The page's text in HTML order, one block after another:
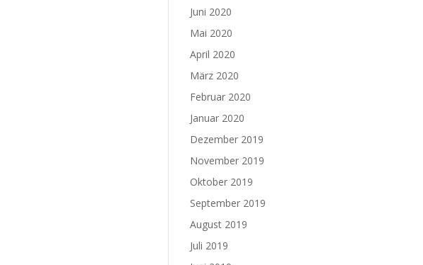
Juni 2020
Mai 2020
April 2020
März 2020
Februar 2020
Januar 2020
Dezember 2019
November 2019
Oktober 2019
September 2019
August 2019
Juli 2019